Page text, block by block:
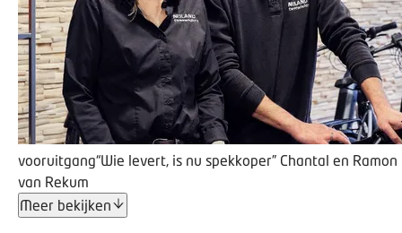
vooruitgang“Wie levert, is nu spekkoper” Chantal en Ramon
van Rekum
Meer bekijken